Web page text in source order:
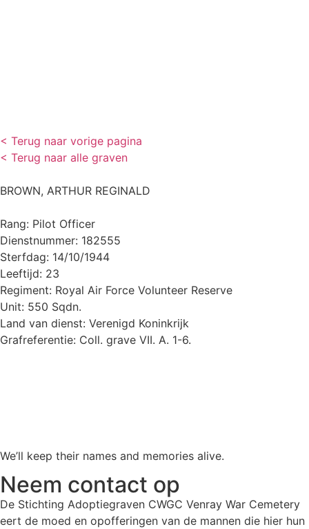
< Terug naar vorige pagina
< Terug naar alle graven
BROWN, ARTHUR REGINALD
Rang: Pilot Officer
Dienstnummer: 182555
Sterfdag: 14/10/1944
Leeftijd: 23
Regiment: Royal Air Force Volunteer Reserve
Unit: 550 Sqdn.
Land van dienst: Verenigd Koninkrijk
Grafreferentie: Coll. grave VII. A. 1-6.
We’ll keep their names and memories alive.
Neem contact op
De Stichting Adoptiegraven CWGC Venray War Cemetery
eert de moed en opofferingen van de mannen die hier hun